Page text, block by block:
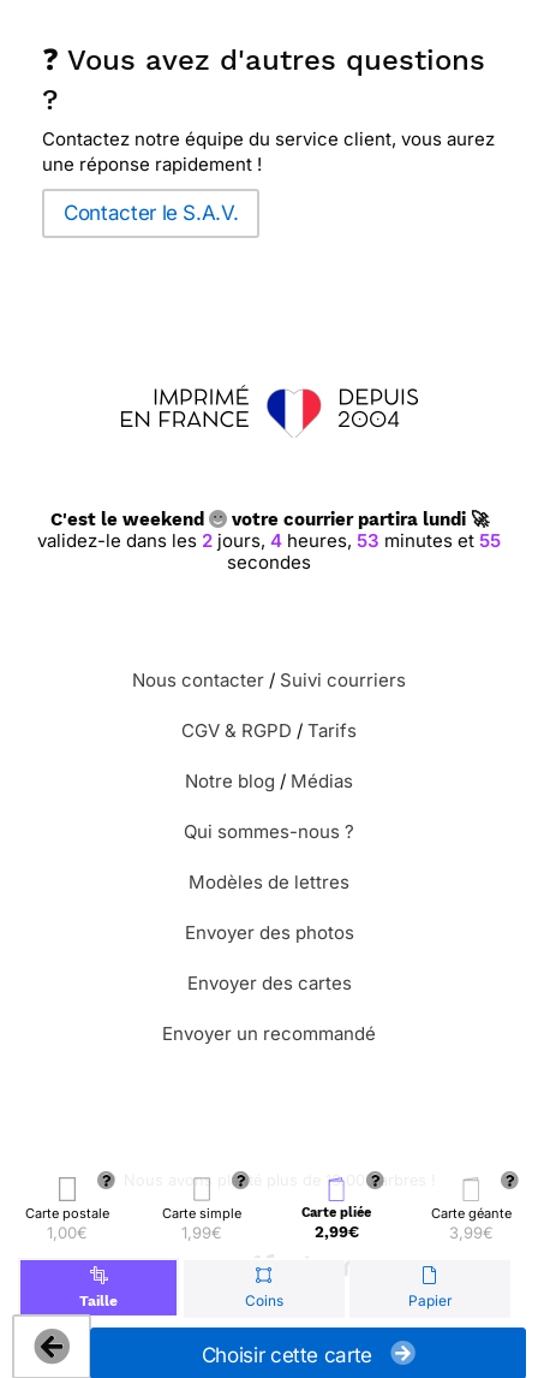
Carte postale
1,00€
Carte simple
1,99€
Carte pliée
2,99€
Carte géante
3,99€
Taille Coins Papier
Choisir cette carte
❓ Vous avez d'autres questions
?
Contactez notre équipe du service client, vous aurez
une réponse rapidement !
Contacter le S.A.V.
C'est le weekend votre courrier partira lundi 🚀
validez-le dans les 2jours, 4heures, 53 minutes et 54
secondes
Nous contacter / Suivi courriers
CGV & RGPD / Tarifs
Notre blog / Médias
Qui sommes-nous ?
Modèles de lettres
Envoyer des photos
Envoyer des cartes
Envoyer un recommandé
🌳 Nous avons planté plus de 13.000 arbres !
© Merci Facteur